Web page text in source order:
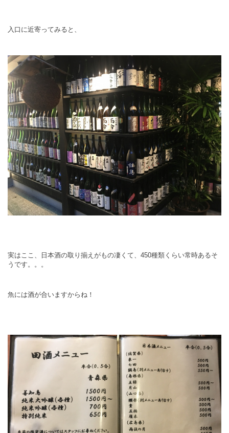
入口に近寄ってみると、
実はここ、日本酒の取り揃えがもの凄くて、450種類くらい常時あるそ
うです。。。
魚には酒が合いますからね！